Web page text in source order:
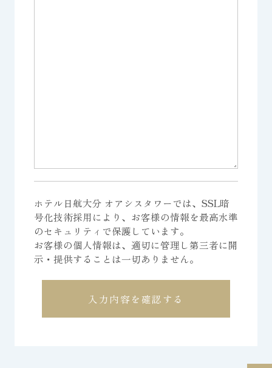
ホテル日航大分 オアシスタワーでは、SSL暗
号化技術採用により、お客様の情報を最高水準
のセキュリティで保護しています。
お客様の個人情報は、適切に管理し第三者に開
示・提供することは一切ありません。
入力内容を確認する